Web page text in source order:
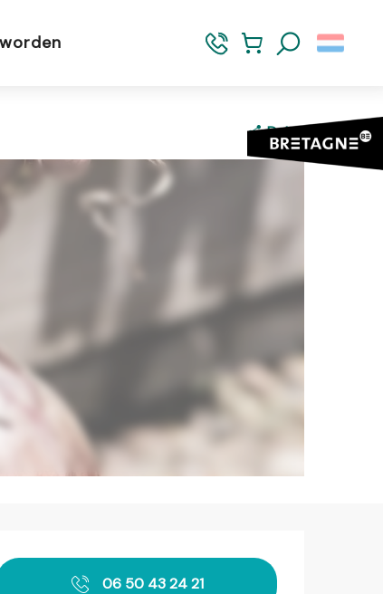
Delen
en
06 50 43 24 21